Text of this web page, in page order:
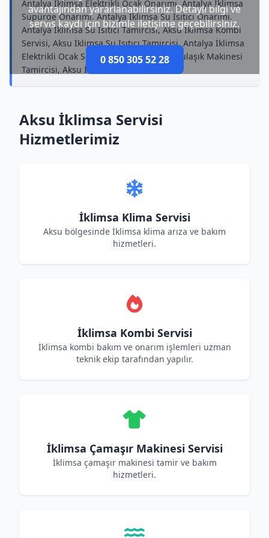
avantajından yararlanabilirsiniz. Detaylı bilgi ve
servis kaydı için bizimle iletişime geçebilirsiniz.
0 850 305 52 28
Antalya İklimsa Elektrikli Ocak Onarımı, Antalya İklimsa
Süpürge Onarımı, Antalya İklimsa Su Isıtıcı Onarımı,
Antalya İklimsa Su Isıtıcı Tamircisi, Aksu İklimsa Kombi
Servisi, Aksu İklimsa Su Isıtıcı Tamircisi, Antalya İklimsa
Elektrikli Ocak Servisi, Antalya İklimsa Bulaşık Makinesi
Tamircisi, Aksu İklimsa Klima Tamircisi
Aksu İklimsa Servisi
Hizmetlerimiz
İklimsa Klima Servisi
Aksu bölgesinde İklimsa klima arıza ve bakım
hizmetleri.
İklimsa Kombi Servisi
İklimsa kombi bakım ve onarım işlemleri uzman
teknik ekip tarafından yapılır.
İklimsa Çamaşır Makinesi Servisi
İklimsa çamaşır makinesi tamir ve bakım
hizmetleri.